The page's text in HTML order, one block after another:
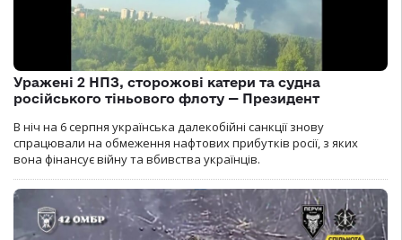
Уражені 2 НПЗ, сторожові катери та судна
російського тіньового флоту — Президент
В ніч на 6 серпня українська далекобійні санкції знову
спрацювали на обмеження нафтових прибутків росії, з яких
вона фінансує війну та вбивства українців.